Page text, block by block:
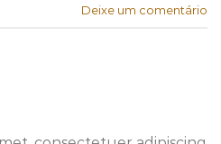
Deixe um comentário